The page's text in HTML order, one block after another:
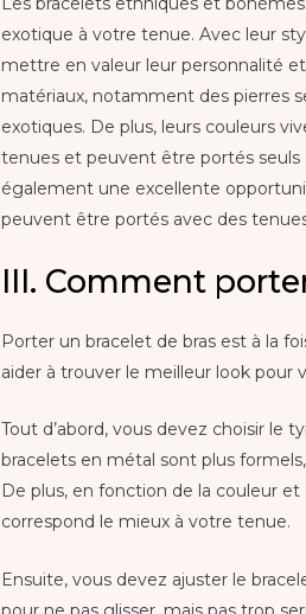
exotique à votre tenue. Avec leur
mettre en valeur leur personnalité
matériaux, notamment des pierres
exotiques. De plus, leurs couleurs
tenues et peuvent être portés
également une excellente
peuvent être portés avec des
III. Comment
Porter un bracelet de bras est à la
aider à trouver le meilleur look pour
Tout d’abord, vous devez choisir le
bracelets en métal sont plus
De plus, en fonction de la couleur
correspond le mieux à votre tenue.
Ensuite, vous devez ajuster le